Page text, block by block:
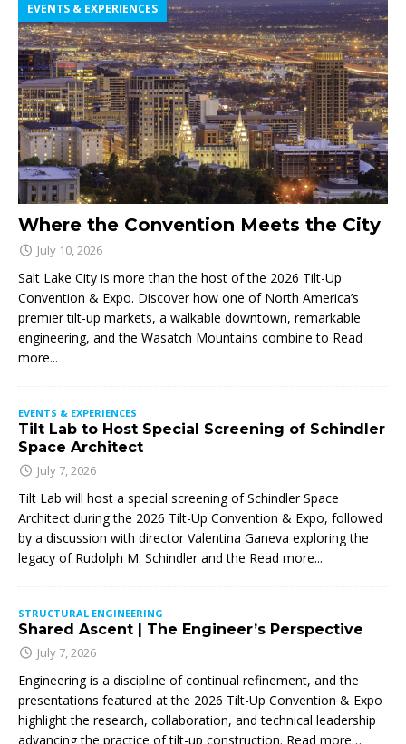
Where the Convention Meets the City
EVENTS & EXPERIENCES
July 10, 2026
Salt Lake City is more than the host of the 2026 Tilt-Up
Convention & Expo. Discover how one of North America’s
premier tilt-up markets, a walkable downtown, remarkable
engineering, and the Wasatch Mountains combine to Read
more...
EVENTS & EXPERIENCES
Tilt Lab to Host Special Screening of Schindler
Space Architect
July 7, 2026
Tilt Lab will host a special screening of Schindler Space
Architect during the 2026 Tilt-Up Convention & Expo, followed
by a discussion with director Valentina Ganeva exploring the
legacy of Rudolph M. Schindler and the Read more...
STRUCTURAL ENGINEERING
Shared Ascent | The Engineer’s Perspective
July 7, 2026
Engineering is a discipline of continual refinement, and the
presentations featured at the 2026 Tilt-Up Convention & Expo
highlight the research, collaboration, and technical leadership
advancing the practice of tilt-up construction. Read more…